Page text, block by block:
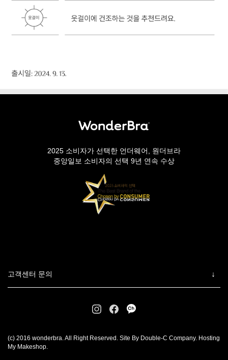
2025 소비자가 선택한 언더웨어, 원더브라
중앙일보 소비자의 선택 9년 연속 수상
고객센터 문의
(c) 2016 wonderbra. All Right Reserved. Site By Double-C Company. Hosting
My Makeshop.